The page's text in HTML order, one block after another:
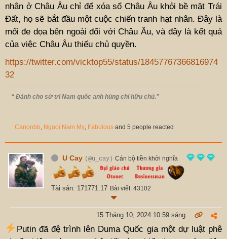
nhân ở Châu Âu chỉ để xóa sổ Châu Âu khỏi bề mặt Trái
Đất, họ sẽ bắt đầu một cuộc chiến tranh hạt nhân. Đây là
mối đe dọa bên ngoài đối với Châu Âu, và đây là kết quả
của việc Châu Âu thiếu chủ quyền.
https://twitter.com/vicktop55/status/18457767366816974
32
“ Đánh cho sử tri Nam quốc anh hùng chi hữu chủ.”
Canonbb Nguoi Nam My Fabulous and 5 people reacted
U Cay (@u_cay) Cán bộ tiền khởi nghĩa
Tài sản: 171771.17 Bài viết: 43102
15 Tháng 10, 2024 10:59 sáng
Putin đã đệ trình lên Duma Quốc gia một dự luật phê